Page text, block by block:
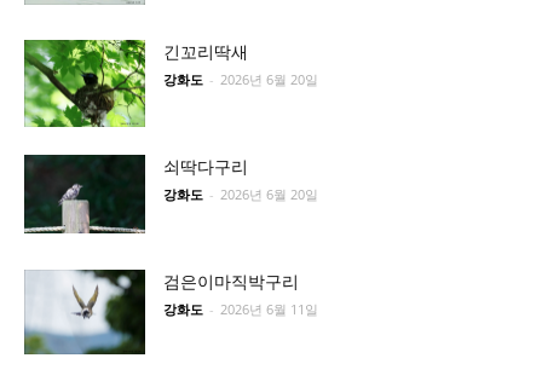
긴꼬리딱새
강화도 - 2026년 6월 20일
쇠딱다구리
강화도 - 2026년 6월 20일
검은이마직박구리
강화도 - 2026년 6월 11일